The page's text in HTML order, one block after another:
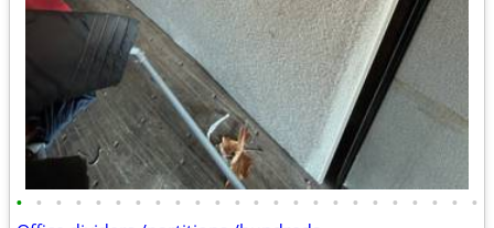
• • • • • • • • • • • • • • • • • • • • • • • •